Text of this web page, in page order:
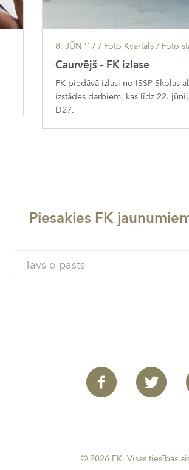
8. JŪN ’17 / Foto Kvartāls / Foto
Caurvējš – FK izlase
FK piedāvā izlasi no ISSP Skolas
izstādes darbiem, kas līdz 22.
D27.
Piesakies FK
© 2026 FK. Visas tiesības